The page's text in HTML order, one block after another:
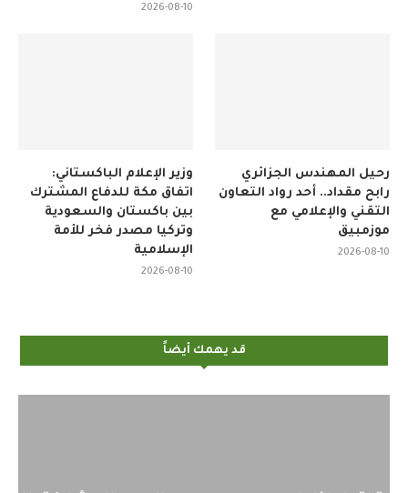
وزير الإعلام الباكستاني:
اتفاق مكة للدفاع المشترك
بين باكستان والسعودية
وتركيا مصدر فخر للأمة
الإسلامية
رحيل المهندس الجزائري
رابح مقداد.. أحد رواد التعاون
التقني والإعلامي مع
موزمبيق
قد يهمك أيضاً